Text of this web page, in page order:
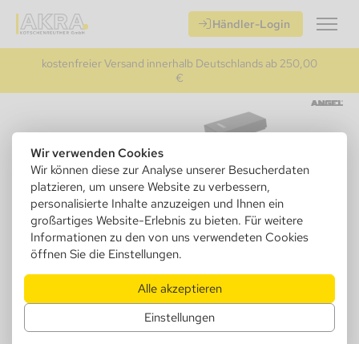
Wir verwenden Cookies
Wir können diese zur Analyse unserer Besucherdaten
platzieren, um unsere Website zu verbessern,
personalisierte Inhalte anzuzeigen und Ihnen ein
großartiges Website-Erlebnis zu bieten. Für weitere
Informationen zu den von uns verwendeten Cookies
öffnen Sie die Einstellungen.
Alle akzeptieren
Einstellungen
Händler-Login
kostenfreier Versand innerhalb Deutschlands ab 250,00
€